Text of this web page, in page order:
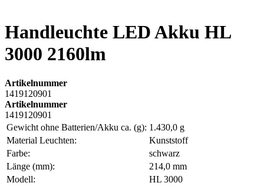
Handleuchte LED Akku HL
3000 2160lm
Artikelnummer
1419120901
Artikelnummer
1419120901
Gewicht ohne Batterien/Akku ca. (g): 1.430,0 g
Material Leuchten:
Kunststoff
Farbe:
schwarz
Länge (mm):
214,0 mm
Modell:
HL 3000